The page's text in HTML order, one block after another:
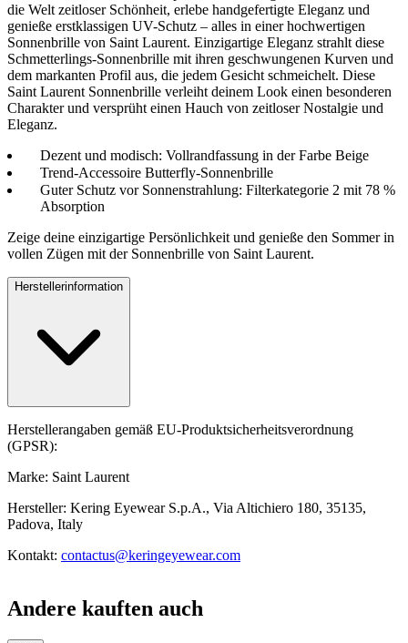
die Welt zeitloser Schönheit, erlebe handgefertigte Eleganz und
genieße erstklassigen UV-Schutz – alles in einer hochwertigen
Sonnenbrille von Saint Laurent. Einzigartige Eleganz strahlt diese
Schmetterlings-Sonnenbrille mit ihren geschwungenen Kurven und
dem markanten Profil aus, die jedem Gesicht schmeichelt. Diese
Saint Laurent Sonnenbrille verleiht deinem Look einen besonderen
Charakter und versprüht einen Hauch von zeitloser Nostalgie und
Eleganz.
Dezent und modisch: Vollrandfassung in der Farbe Beige
Trend-Accessoire Butterfly-Sonnenbrille
Guter Schutz vor Sonnenstrahlung: Filterkategorie 2 mit 78 %
Absorption
Zeige deine einzigartige Persönlichkeit und genieße den Sommer in
vollen Zügen mit der Sonnenbrille von Saint Laurent.
Herstellerinformation
Herstellerangaben gemäß EU-Produktsicherheitsverordnung
(GPSR):
Marke: Saint Laurent
Hersteller: Kering Eyewear S.p.A., Via Altichiero 180, 35135,
Padova, Italy
Kontakt: contactus@keringeyewear.com
Andere kauften auch